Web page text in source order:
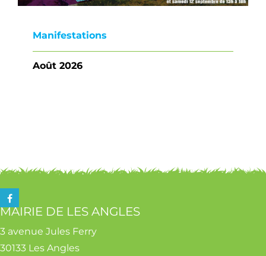
ContactManifestations
Août 2026
MAIRIE DE LES ANGLES
3 avenue Jules Ferry
30133 Les Angles